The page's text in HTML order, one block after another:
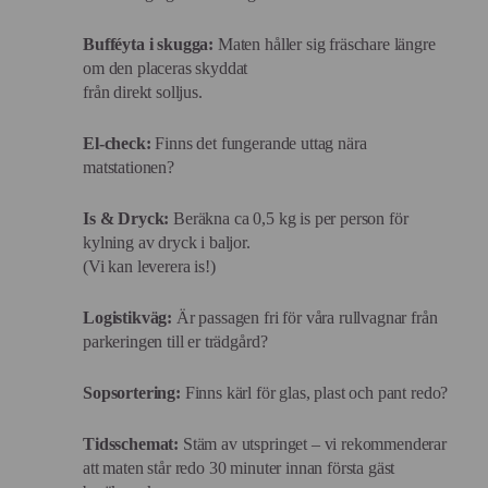
Bufféyta i skugga: Maten håller sig fräschare längre
om den placeras skyddat
från direkt solljus.
El-check:Finns det fungerande uttag nära
matstationen?
Is & Dryck: Beräkna ca 0,5 kg is per person för
kylning av dryck i baljor.
(Vi kan leverera is!)
Logistikväg: Är passagen fri för våra rullvagnar från
parkeringen till er trädgård?
Sopsortering: Finns kärl för glas, plast och pant redo?
Tidsschemat: Stäm av utspringet – vi rekommenderar
att maten står redo 30 minuter innan första gäst